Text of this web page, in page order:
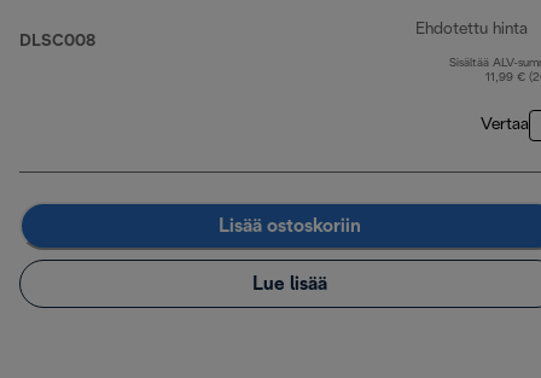
DLSC008
Ehdotettu hinta
Sisältää ALV-
11,99 €
Vertaa
Lisää ostoskoriin
Lue lisää